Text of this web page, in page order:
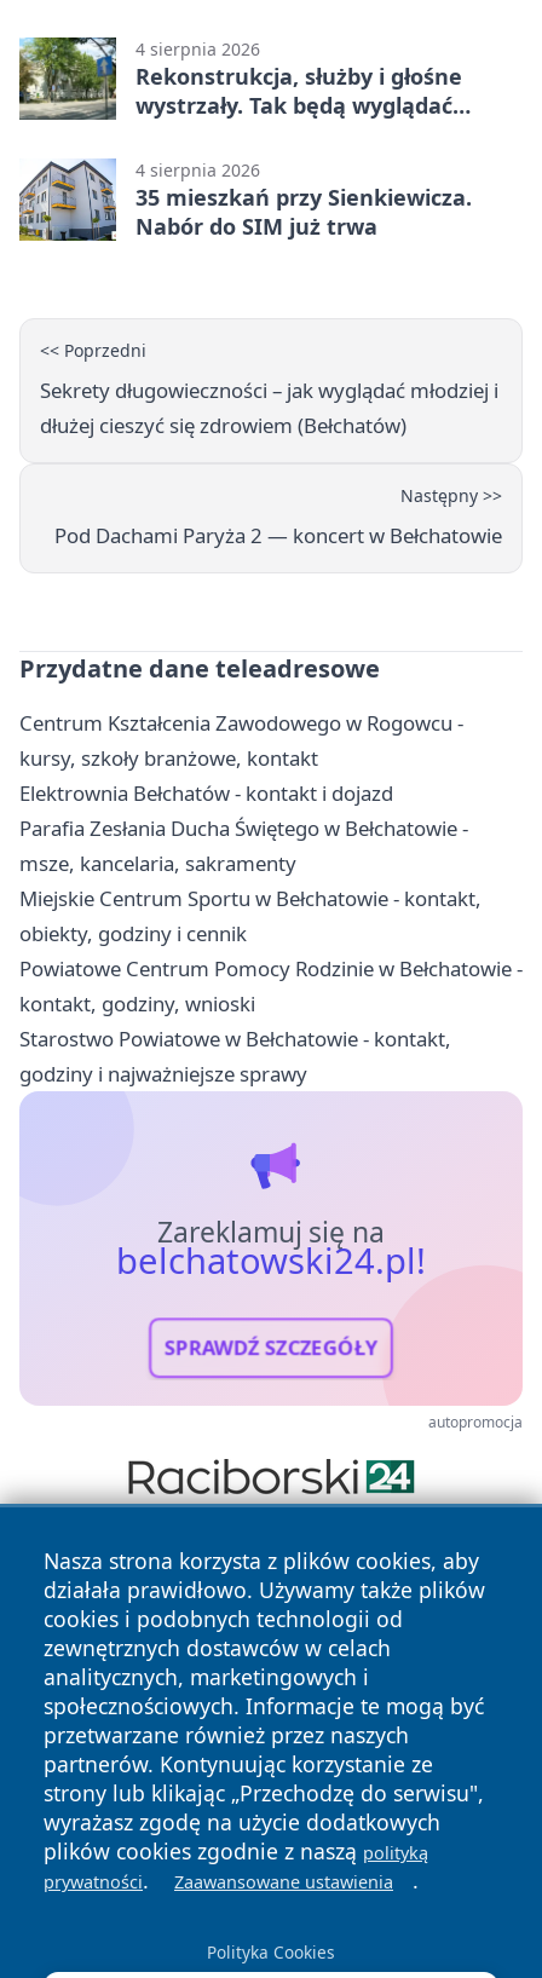
4 sierpnia 2026
Rekonstrukcja, służby i głośne
wystrzały. Tak będą wyglądać
4 sierpnia 2026
35 mieszkań przy Sienkiewicza.
Nabór do SIM już trwa
<< Poprzedni
Sekrety długowieczności – jak wyglądać młodziej i
dłużej cieszyć się zdrowiem (Bełchatów)
Następny >>
Pod Dachami Paryża 2 — koncert w Bełchatowie
Przydatne dane teleadresowe
Centrum Kształcenia Zawodowego w Rogowcu -
kursy, szkoły branżowe, kontakt
Elektrownia Bełchatów - kontakt i dojazd
Parafia Zesłania Ducha Świętego w Bełchatowie -
msze, kancelaria, sakramenty
Miejskie Centrum Sportu w Bełchatowie - kontakt,
obiekty, godziny i cennik
Powiatowe Centrum Pomocy Rodzinie w Bełchatowie -
kontakt, godziny, wnioski
Starostwo Powiatowe w Bełchatowie - kontakt,
godziny i najważniejsze sprawy
Zareklamuj się na
belchatowski24.pl!
SPRAWDŹ SZCZEGÓŁY
autopromocja
Nasza strona korzysta z plików cookies, aby
działała prawidłowo. Używamy także plików
cookies i podobnych technologii od
zewnętrznych dostawców w celach
analitycznych, marketingowych i
społecznościowych. Informacje te mogą być
przetwarzane również przez naszych
partnerów. Kontynuując korzystanie ze
strony lub klikając „Przechodzę do serwisu",
wyrażasz zgodę na użycie dodatkowych
plików cookies zgodnie z naszą polityką
prywatności. Zaawansowane ustawienia .
Polityka Cookies
Copyright © 2026 belchatowski24.pl Wszystkie prawa
zastrzeżone.
News Autorzy
Polityka
Prywatności
Polityka
Cookies